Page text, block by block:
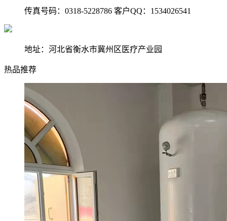
传真号码：0318-5228786 客户QQ：1534026541
地址：河北省衡水市冀州区医疗产业园
热品推荐